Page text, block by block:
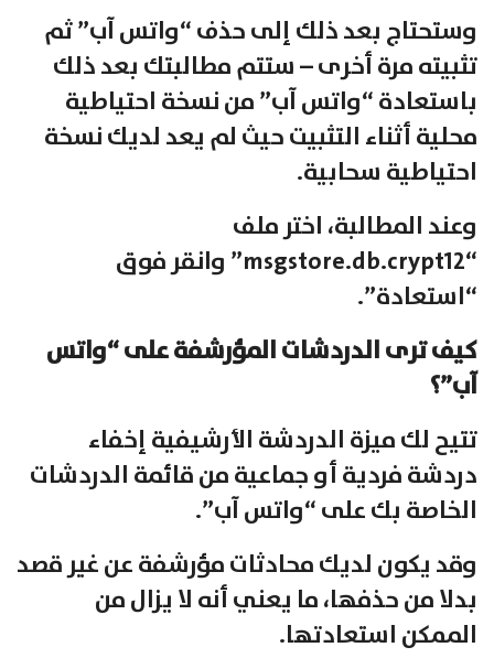
وستحتاج بعد ذلك إلى حذف “واتس آب” ثم
تثبيته مرة أخرى – ستتم مطالبتك بعد ذلك
باستعادة “واتس آب” من نسخة احتياطية
محلية أثناء التثبيت حيث لم يعد لديك نسخة
احتياطية سحابية.
وعند المطالبة، اختر ملف
“msgstore.db.crypt12” وانقر فوق
“استعادة”.
كيف ترى الدردشات المؤرشفة على “واتس
آب”؟
تتيح لك ميزة الدردشة الأرشيفية إخفاء
دردشة فردية أو جماعية من قائمة الدردشات
الخاصة بك على “واتس آب”.
وقد يكون لديك محادثات مؤرشفة عن غير قصد
بدلا من حذفها، ما يعني أنه لا يزال من
الممكن استعادتها.